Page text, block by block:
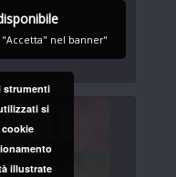
nel banner"
strumenti
si
illustrate